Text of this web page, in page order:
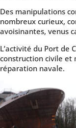
Des manipulations
nombreux curieux,
avoisinantes, venus
L’activité du Port de
construction civile et
réparation navale.